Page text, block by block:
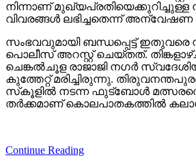
നിന്നാണ്
വിവരങ്ങള്‍ ലഭിച്ചതെന്ന് അന്വേഷണ
സംഭവവുമായി ബന്ധപ്പെട്ട്
പൊലീസ് അറസ്റ്റ് ചെയ്തത്.
ചെങ്കല്‍ചൂള രാജാജി നഗര്‍
കുത്തേറ്റ് മരിച്ചിരുന്നു.
സ്‌കൂളില്‍ നടന്ന ഫുട്‌ബോള്‍
തര്‍ക്കമാണ് കൊലപാതകത്തില്‍
Continue Reading